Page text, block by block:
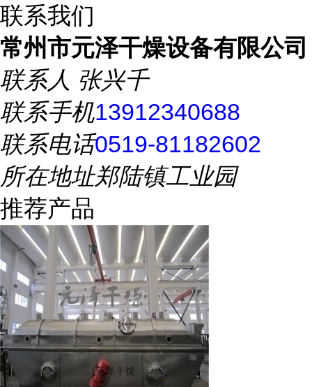
联系我们
常州市元泽干燥设备有限公司
联系人 张兴千
联系手机13912340688
联系电话0519-81182602
所在地址郑陆镇工业园
推荐产品